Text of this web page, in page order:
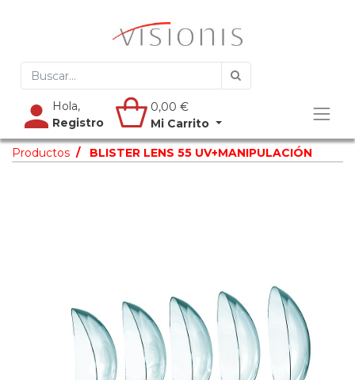
Hola,
Registro
0,00 €
Mi Carrito
Productos BLISTER LENS 55 UV+MANIPULACIÓN